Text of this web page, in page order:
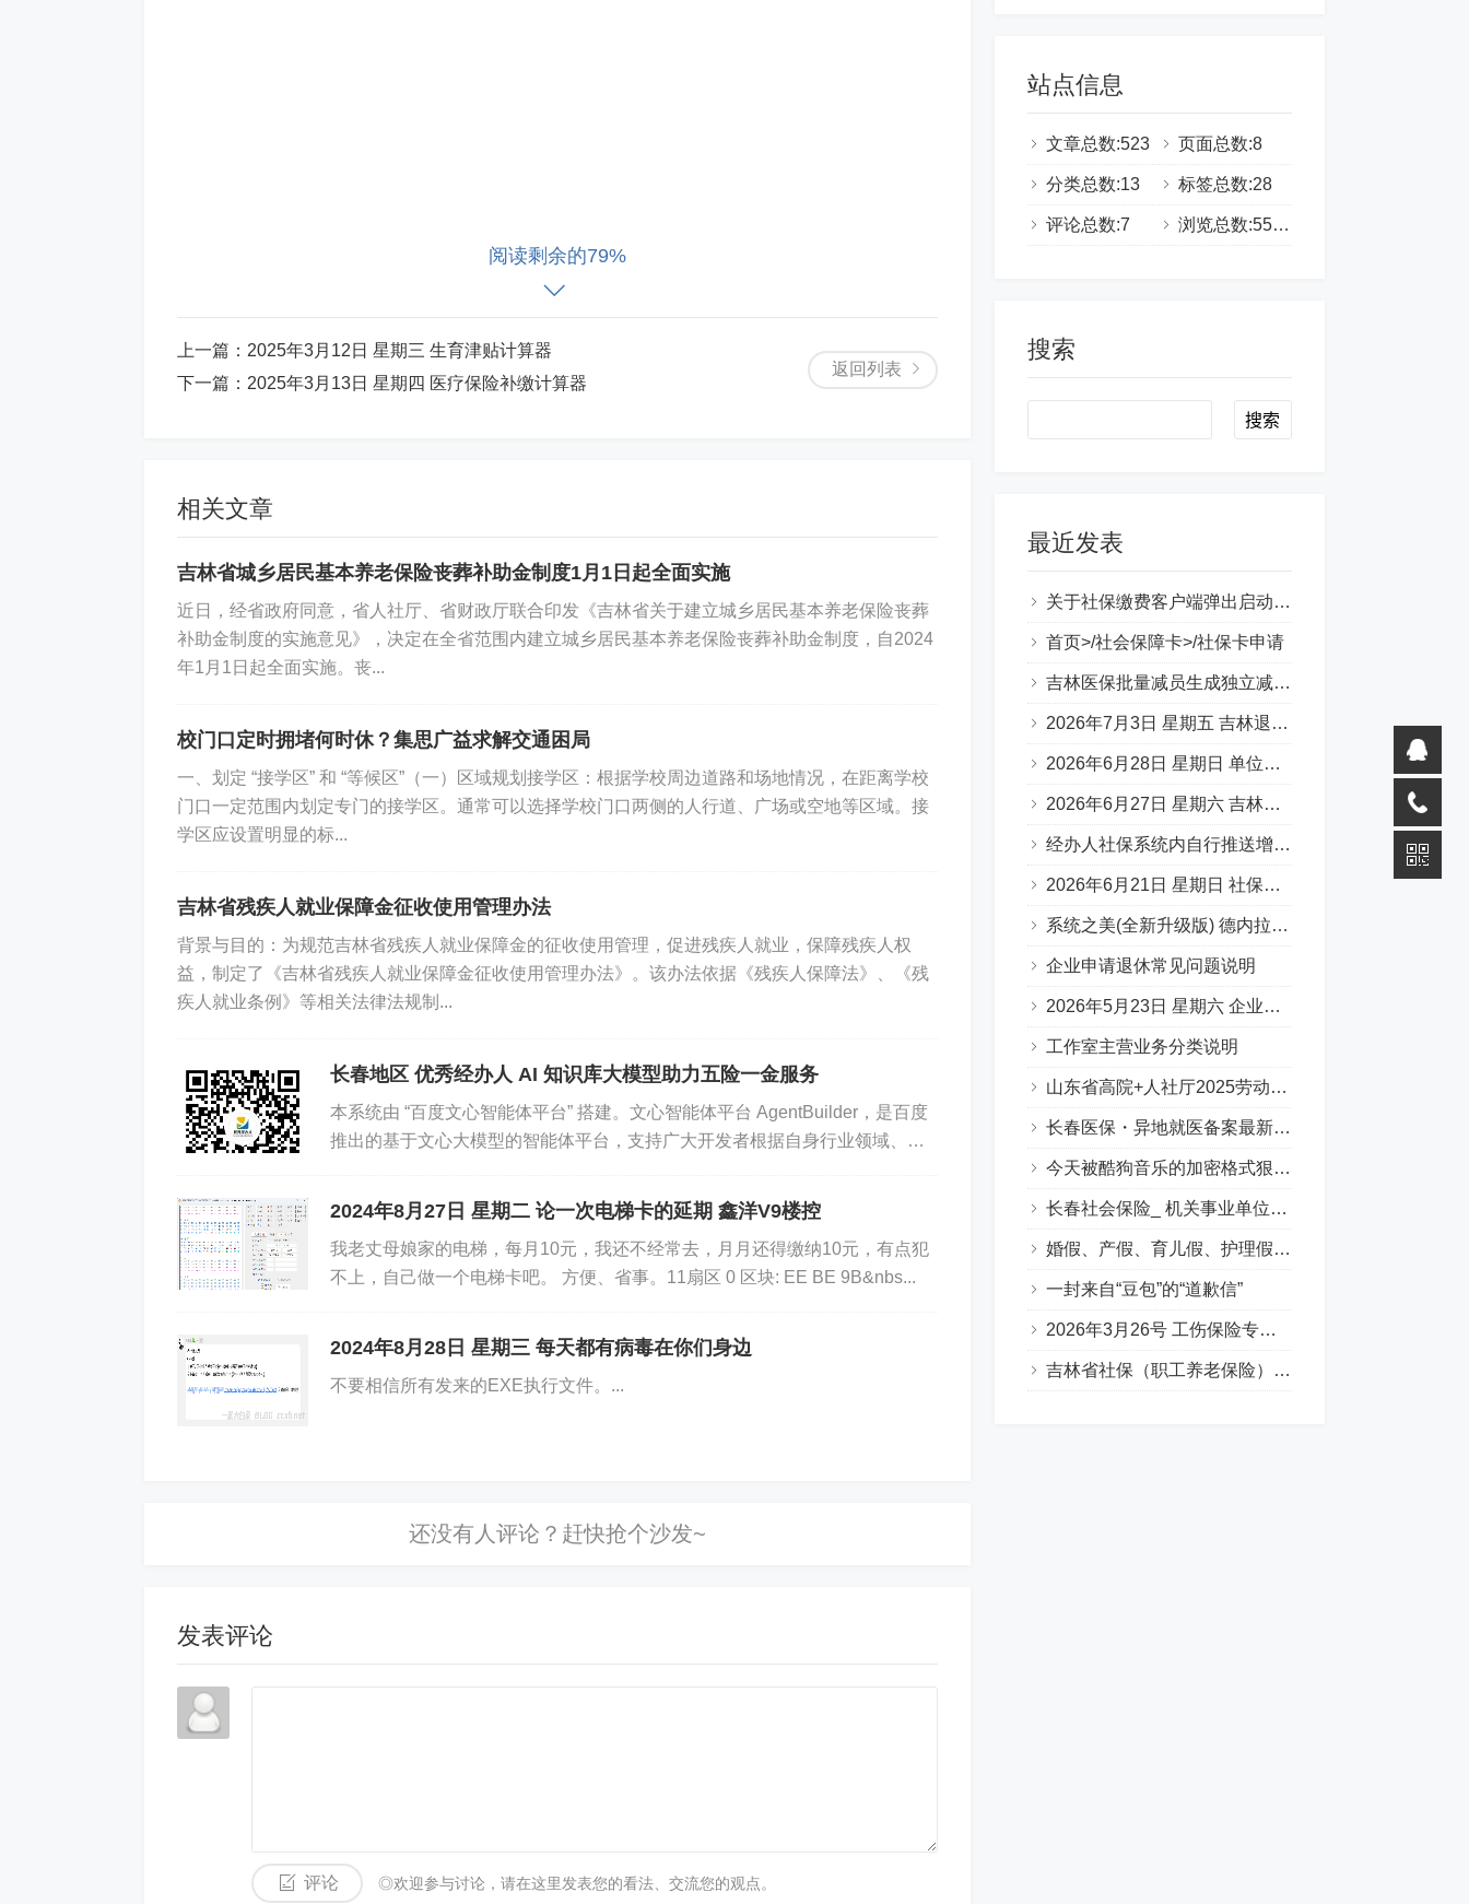
第二步：获取个人账户历年缴费明细。
1、个人登录吉林省社会保险公共服务平台“https://ggfw.jlsi.jl.gov.cn/#/index”
使用】【电子社保卡或
询】、右下方点击【全部导出】即可。
阅读剩余的79%
返回列表
上一篇： 2025年3月12日 星期三 生育津贴计算器
下一篇： 2025年3月13日 星期四 医疗保险补缴计算器
相关文章
吉林省城乡居民基本养老保险丧葬补助金制度1月1日起全面实施
近日，经省政府同意，省人社厅、省财政厅联合印发《吉林省关于建立城乡居民基本养老保险丧葬
补助金制度的实施意见》，决定在全省范围内建立城乡居民基本养老保险丧葬补助金制度，自2024
年1月1日起全面实施。丧...
校门口定时拥堵何时休？集思广益求解交通困局
一、划定 “接学区” 和 “等候区”（一）区域规划接学区：根据学校周边道路和场地情况，在距离学校
门口一定范围内划定专门的接学区。通常可以选择学校门口两侧的人行道、广场或空地等区域。接
学区应设置明显的标...
吉林省残疾人就业保障金征收使用管理办法
背景与目的：为规范吉林省残疾人就业保障金的征收使用管理，促进残疾人就业，保障残疾人权
益，制定了《吉林省残疾人就业保障金征收使用管理办法》。该办法依据《残疾人保障法》、《残
疾人就业条例》等相关法律法规制...
长春地区 优秀经办人 AI 知识库大模型助力五险一金服务
本系统由 “百度文心智能体平台” 搭建。文心智能体平台 AgentBuilder，是百度
推出的基于文心大模型的智能体平台，支持广大开发者根据自身行业领域、应
2024年8月27日 星期二 论一次电梯卡的延期 鑫洋V9楼控
我老丈母娘家的电梯，每月10元，我还不经常去，月月还得缴纳10元，有点犯
不上，自己做一个电梯卡吧。 方便、省事。11扇区 0 区块: EE BE 9B&nbs...
2024年8月28日 星期三 每天都有病毒在你们身边
不要相信所有发来的EXE执行文件。...
发表评论
评论 ◎欢迎参与讨论，请在这里发表您的看法、交流您的观点。
站点信息
文章总数:523 页面总数:8
分类总数:13 标签总数:28
评论总数:7 浏览总数:555334
搜索
Search
最近发表
关于社保缴费客户端弹出启动错误提示（0xc000007b）
首页>/社会保障卡>/社保卡申请
吉林医保批量减员生成独立减员表图片
2026年7月3日 星期五 吉林退休一件事 材料说明 （转载）
2026年6月28日 星期日 单位缴费基数申报承诺书
2026年6月27日 星期六 吉林省50岁退休，啥条件？
经办人社保系统内自行推送增减员步骤
2026年6月21日 星期日 社保补缴 官方口述：
系统之美(全新升级版) 德内拉梅多斯
企业申请退休常见问题说明
2026年5月23日 星期六 企业职工基本养老保险专场问答汇总
工作室主营业务分类说明
山东省高院+人社厅2025劳动人事争议十大典型案例
长春医保・异地就医备案最新要点
今天被酷狗音乐的加密格式狠狠上了一课…
长春社会保险_ 机关事业单位养老保险（含职业年金）（Q&A版）
婚假、产假、育儿假、护理假（吉林省地方政策）
一封来自“豆包”的“道歉信”
2026年3月26号 工伤保险专场答疑（Q&A版）
吉林省社保（职工养老保险）补缴政策全解